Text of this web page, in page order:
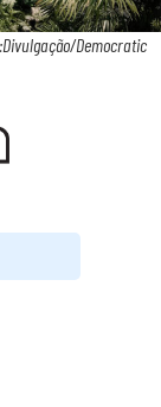
Democratic